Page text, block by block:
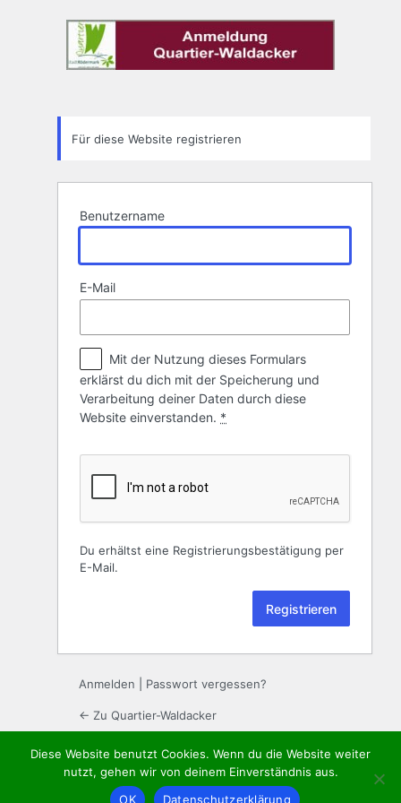
Registrierungsformular
Für diese Website registrieren
Benutzername
E-Mail
Mit der Nutzung dieses Formulars
erklärst du dich mit der Speicherung und
Verarbeitung deiner Daten durch diese
Website einverstanden. *
Du erhältst eine Registrierungsbestätigung per
E-Mail.
Anmelden Passwort vergessen?
← Zu Quartier-Waldacker
Sprache
Diese Website benutzt Cookies. Wenn du die Website weiter
nutzt, gehen wir von deinem Einverständnis aus.
OK
Datenschutzerklärung